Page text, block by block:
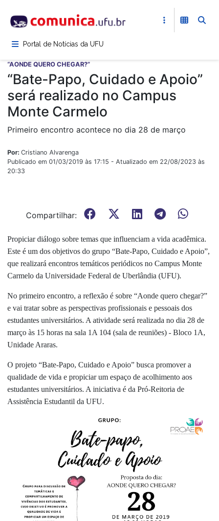
para
conteúdoPortal de Notícias da UFU
“AONDE QUERO CHEGAR?”
“Bate-Papo, Cuidado e Apoio”
será realizado no Campus
Monte Carmelo
Primeiro encontro acontece no dia 28 de março
Por: Cristiano Alvarenga
Publicado em 01/03/2019 às 17:15 - Atualizado em 22/08/2023 às
20:33
Compartilhar:
Propiciar diálogo sobre temas que influenciam a vida acadêmica.
Este é um dos objetivos do grupo “Bate-Papo, Cuidado e Apoio”,
que realizará encontros temáticos periódicos no Campus Monte
Carmelo da Universidade Federal de Uberlândia (UFU).
No primeiro encontro, a reflexão é sobre “Aonde quero chegar?”
e vai tratar sobre as perspectivas profissionais e pessoais dos
estudantes universitários. A atividade será realizada no dia 28 de
março às 15 horas na sala 1A 104 (sala de reuniões) - Bloco 1A,
Unidade Araras.
O projeto “Bate-Papo, Cuidado e Apoio” busca promover a
qualidade de vida e propiciar um espaço de acolhimento aos
estudantes universitários. A iniciativa é da Pró-Reitoria de
Assistência Estudantil da UFU.